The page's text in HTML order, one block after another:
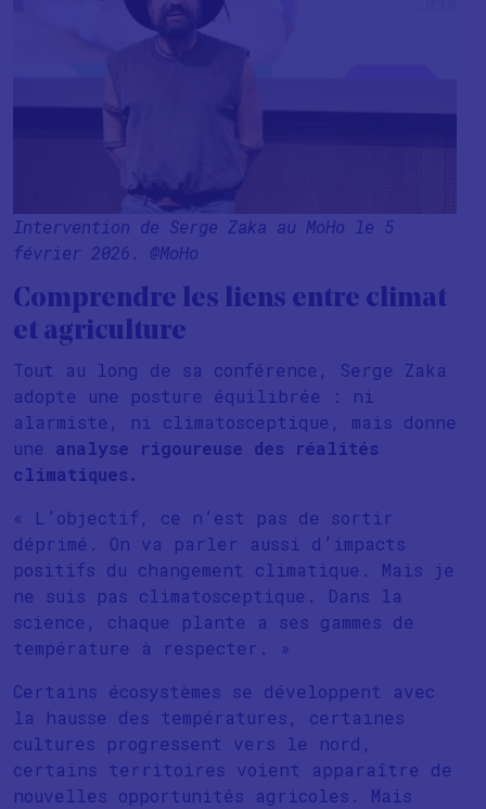
Intervention de Serge Zaka au MoHo le 5
février 2026. @MoHo
Comprendre les liens entre climat
et agriculture
Tout au long de sa conférence, Serge Zaka
adopte une posture équilibrée : ni
alarmiste, ni climatosceptique, mais donne
une analyse rigoureuse des réalités
climatiques.
« L’objectif, ce n’est pas de sortir
déprimé. On va parler aussi d’impacts
positifs du changement climatique. Mais je
ne suis pas climatosceptique. Dans la
science, chaque plante a ses gammes de
température à respecter. »
Certains écosystèmes se développent avec
la hausse des températures, certaines
cultures progressent vers le nord,
certains territoires voient apparaître de
nouvelles opportunités agricoles. Mais